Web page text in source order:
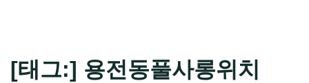
[태그:] 용전동풀사롱위치